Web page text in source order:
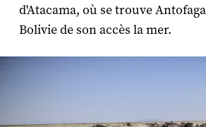
d'Atacama, où se trouve
Bolivie de son accès la mer.